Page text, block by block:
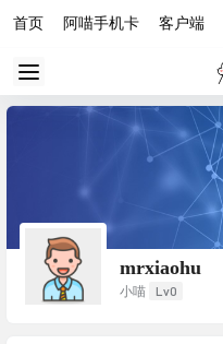
首页 阿喵手机卡 客户端
mrxiaohu
小喵 Lv0